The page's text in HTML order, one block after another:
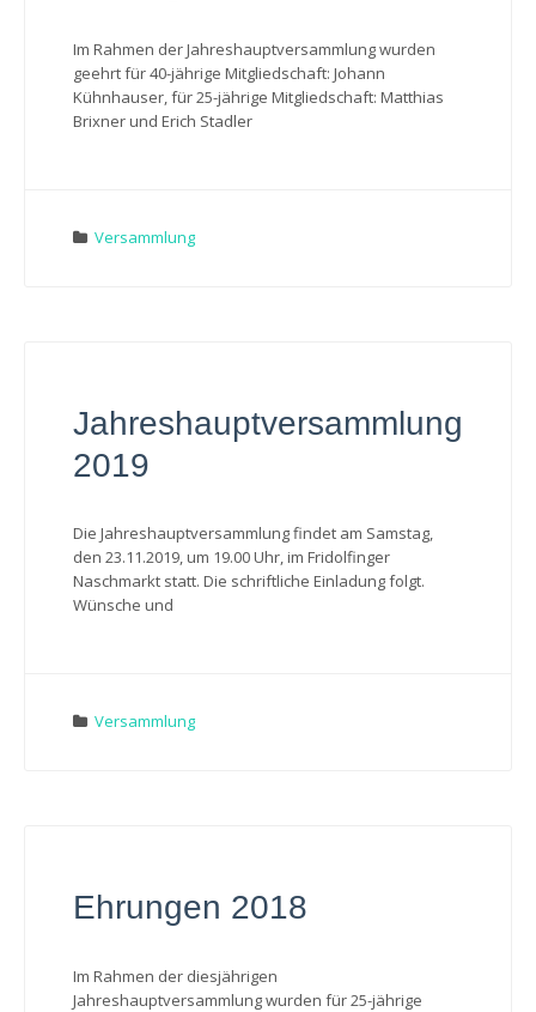
Im Rahmen der Jahreshauptversammlung wurden
geehrt für 40-jährige Mitgliedschaft: Johann
Kühnhauser, für 25-jährige Mitgliedschaft: Matthias
Brixner und Erich Stadler
Versammlung
Jahreshauptversammlung
2019
Die Jahreshauptversammlung findet am Samstag,
den 23.11.2019, um 19.00 Uhr, im Fridolfinger
Naschmarkt statt. Die schriftliche Einladung folgt.
Wünsche und
Versammlung
Ehrungen 2018
Im Rahmen der diesjährigen
Jahreshauptversammlung wurden für 25-jährige